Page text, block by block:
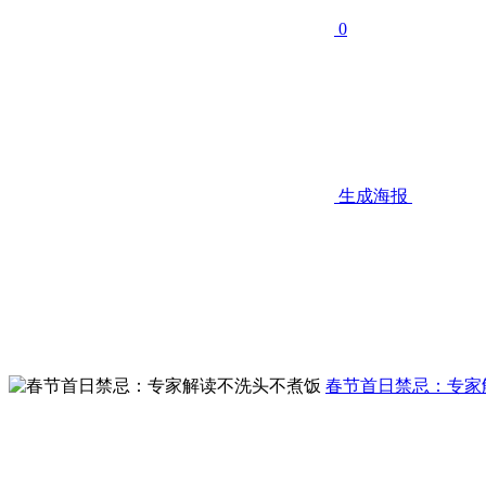
0
生成海报
春节首日禁忌：专